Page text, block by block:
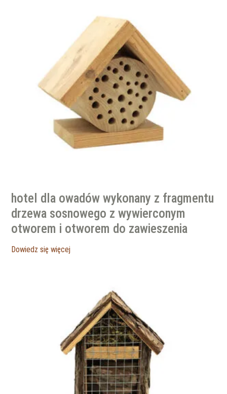
hotel dla owadów wykonany z fragmentu
drzewa sosnowego z wywierconym
otworem i otworem do zawieszenia
Dowiedz się więcej